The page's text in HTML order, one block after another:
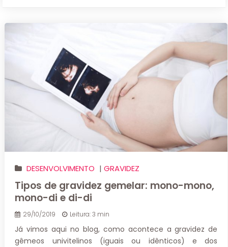
DESENVOLVIMENTO |GRAVIDEZ
Tipos de gravidez gemelar: mono-mono,
mono-di e di-di
29/10/2019 Leitura: 3 min
Já vimos aqui no blog, como acontece a gravidez de
gêmeos univitelinos (iguais ou idênticos) e dos